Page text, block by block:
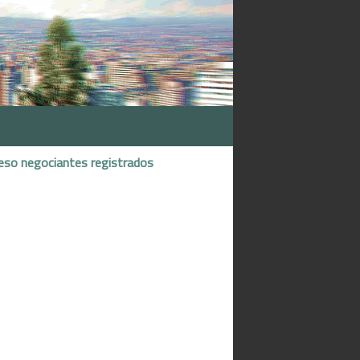
negociantes registrados